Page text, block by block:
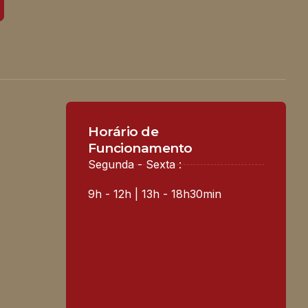
Horário de
Funcionamento
Segunda - Sexta :
9h - 12h | 13h - 18h30min